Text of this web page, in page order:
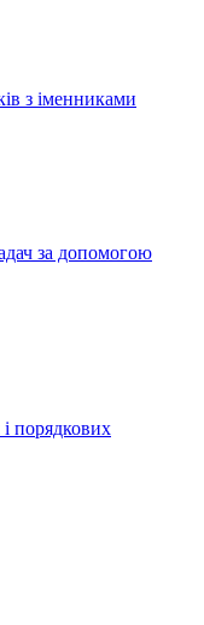
з іменниками
за допомогою
порядкових